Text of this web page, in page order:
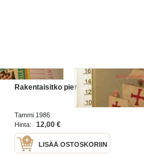
Rakentaisitko pienoismallin
Tammi 1986
Hinta:
12,00 €
LISÄÄ OSTOSKORIIN